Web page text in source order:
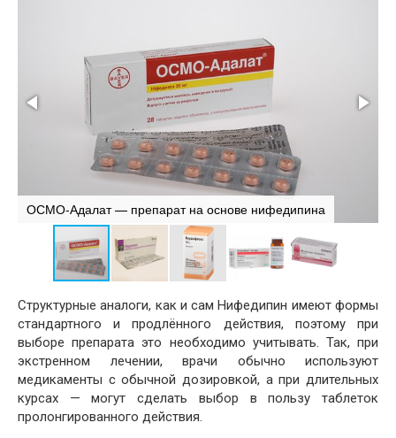
ОСМО-Адалат — препарат на основе нифедипина
Структурные аналоги, как и сам Нифедипин имеют формы
стандартного и продлённого действия, поэтому при
выборе препарата это необходимо учитывать. Так, при
экстренном лечении, врачи обычно используют
медикаменты с обычной дозировкой, а при длительных
курсах — могут сделать выбор в пользу таблеток
пролонгированного действия.